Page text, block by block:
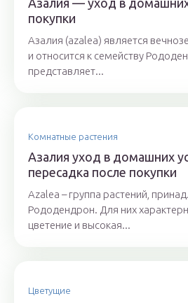
Азалия — уход в домашних
покупки
Азалия (azalea) является
и относится к семейству
представляет...
Комнатные растения
Азалия уход в домашних
пересадка после покупки
Azalea – группа растений,
Рододендрон. Для них
цветение и высокая...
Цветущие